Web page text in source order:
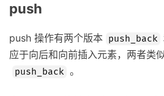
push
push 操作有两个版本 push_back
应于向后和向前插入元素，两者类
push_back 。